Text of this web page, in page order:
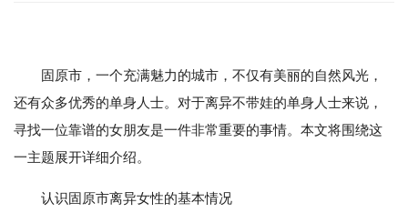
固原市，一个充满魅力的城市，不仅有美丽的自然风光，
还有众多优秀的单身人士。对于离异不带娃的单身人士来说，
寻找一位靠谱的女朋友是一件非常重要的事情。本文将围绕这
一主题展开详细介绍。
认识固原市离异女性的基本情况